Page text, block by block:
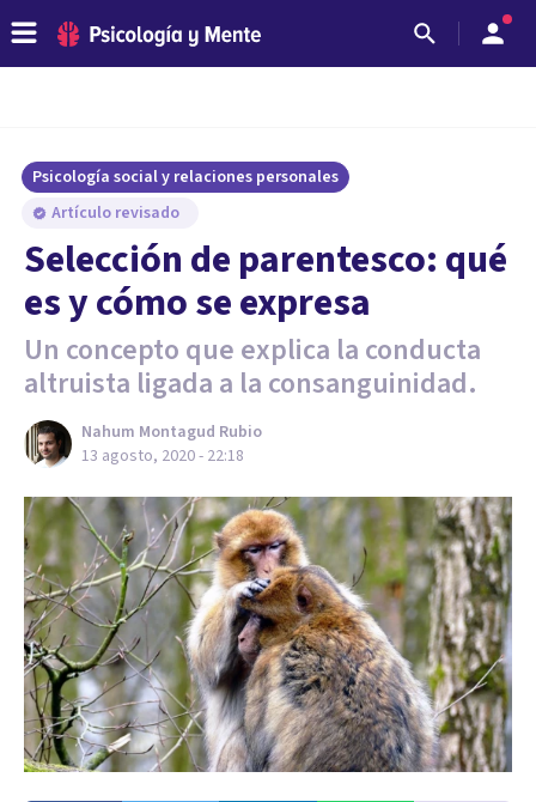
Psicología social y relaciones personales
Artículo revisado
Selección de parentesco: qué
es y cómo se expresa
Un concepto que explica la conducta
altruista ligada a la consanguinidad.
Nahum Montagud Rubio
13 agosto, 2020 - 22:18